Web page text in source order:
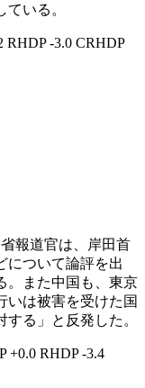
いる。
-3.0 CRHDP
省報道官は、岸田首
について論評を出
。また中国も、東京
いは被害を受けた国
る」と反発した。
RHDP -3.4